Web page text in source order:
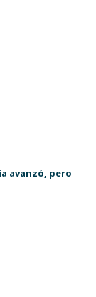
avanzó, pero